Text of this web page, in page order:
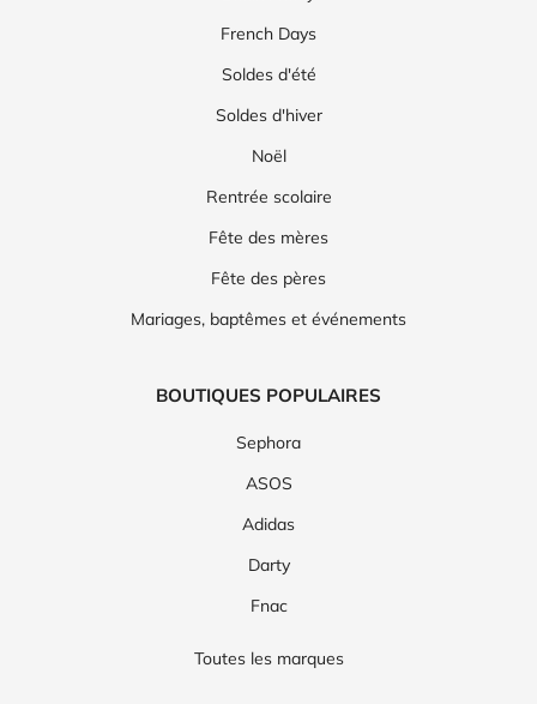
French Days
Soldes d'été
Soldes d'hiver
Noël
Rentrée scolaire
Fête des mères
Fête des pères
Mariages, baptêmes et événements
BOUTIQUES POPULAIRES
Sephora
ASOS
Adidas
Darty
Fnac
Toutes les marques